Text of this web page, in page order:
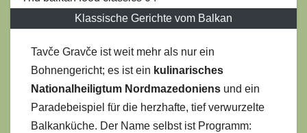
Klassische Gerichte vom Balkan
Tavče Gravče ist weit mehr als nur ein
Bohnengericht; es ist ein kulinarisches
Nationalheiligtum Nordmazedoniens und ein
Paradebeispiel für die herzhafte, tief verwurzelte
Balkanküche. Der Name selbst ist Programm: